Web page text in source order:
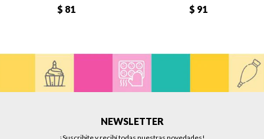
$ 81 $ 91
NEWSLETTER